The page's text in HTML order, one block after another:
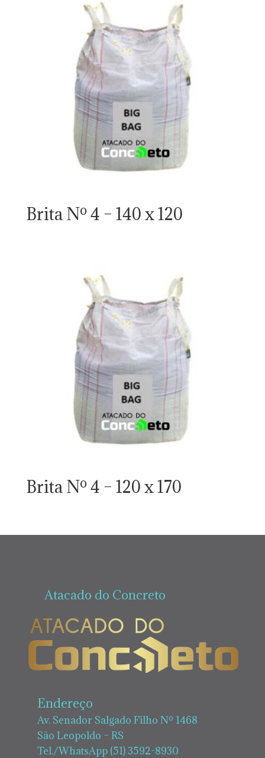
Brita Nº 4 – 140 x 120
Brita Nº 4 – 120 x 170
Atacado do Concreto
Endereço
Av. Senador Salgado Filho Nº 1468
São Leopoldo – RS
Tel./WhatsApp (51) 3592-8930